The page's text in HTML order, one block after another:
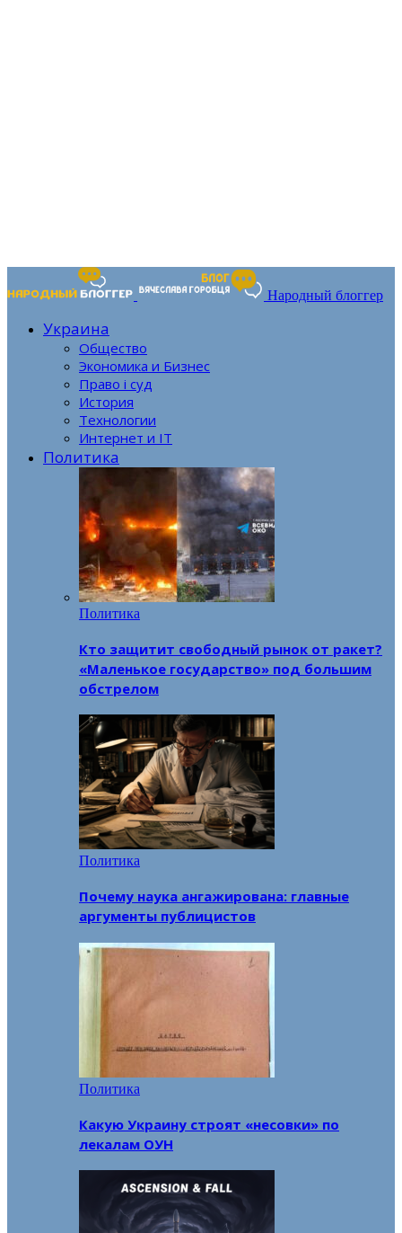
Народный блоггер
Украина
Общество
Экономика и Бизнес
Право і суд
История
Технологии
Интернет и IT
Политика
Политика
Кто защитит свободный рынок от ракет?
«Маленькое государство» под большим
обстрелом
Политика
Почему наука ангажирована: главные
аргументы публицистов
Политика
Какую Украину строят «несовки» по
лекалам ОУН